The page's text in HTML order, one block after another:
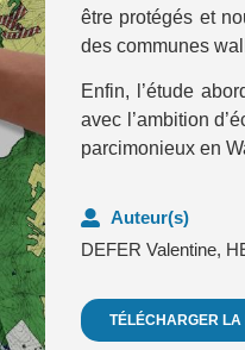
être protégés et
des communes
Enfin, l’étude
avec l’ambition
parcimonieux en
Auteur(s)
DEFER Valentine,
TÉLÉCHARGER LA